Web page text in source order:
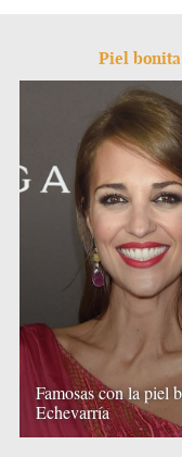
Piel
Famosas con la piel
Echevarría